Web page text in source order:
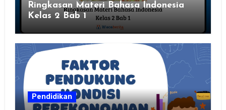
Ringkasan Materi Bahasa Indonesia
Kelas 2 Bab 1
Pendidikan